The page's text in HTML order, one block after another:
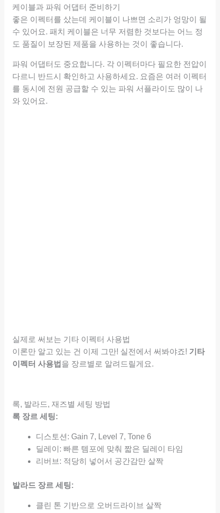
케이블과 파워 어댑터 준비하기
좋은 이펙터를 샀는데 케이블이 나쁘면 소리가 엉망이 될
수 있어요. 패치 케이블은 너무 저렴한 것보다는 어느 정
도 품질이 보장된 제품을 사용하는 것이 좋습니다.
파워 어댑터도 중요합니다. 각 이펙터마다 필요한 전압이
다르니 반드시 확인하고 사용하세요. 요즘은 여러 이펙터
를 동시에 전원 공급할 수 있는 파워 서플라이도 많이 나
와 있어요.
실제로 써보는 기타 이펙터 사용법
이론만 알고 있는 건 이제 그만! 실전에서 써봐야죠! 기타
이펙터 사용법 을 장르별로 알려드릴게요.
록, 발라드, 재즈별 세팅 방법
록 장르 세팅:
디스토션: Gain 7, Level 7, Tone 6
딜레이: 빠른 템포에 맞춰 짧은 딜레이 타임
리버브: 적당히 넣어서 공간감만 살짝
발라드 장르 세팅:
클린 톤 기반으로 오버드라이브 살짝